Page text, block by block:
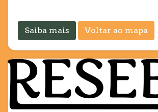
Saiba mais Voltar ao mapa